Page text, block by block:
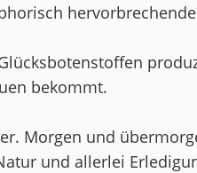
hervorbrechende
bekommt.
Morgen und
und allerlei